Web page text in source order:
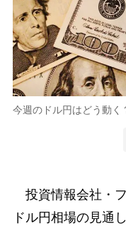
今週のドル円はどう動く
投資情報会社・
ドル円相場の見通